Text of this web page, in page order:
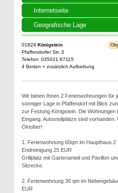
Internetseite
Geografische Lage
01824 Königstein
Pfaffendorfer Str. 3
Telefon: 035021 67115
4 Betten + zusätzlich Aufbettung
Wir bieten Ihnen 2 Ferienwohnungen für
sonniger Lage in Pfaffendorf mit Blick
zur Festung Königstein. Die Wohnungen
Eingang. Autostellplätze sind vorhanden.
Oktober!
1. Ferienwohnung 60qm im Haupthaus
Endreinigung 25 EUR
Grillplatz mit Gartenanteil und Pavillon
Sitzecke.
2. Ferienwohnung 30 qm im
EUR